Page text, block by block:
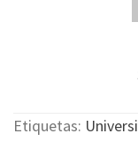
Etiquetas: